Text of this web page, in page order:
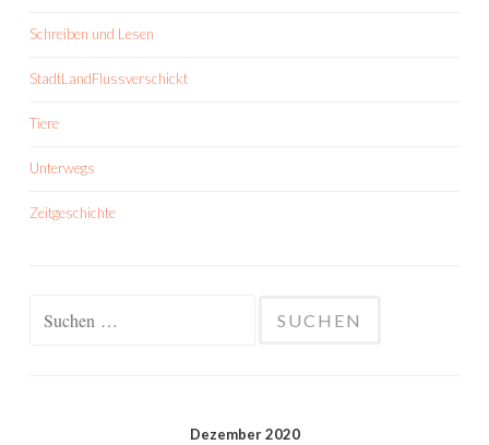
Schreiben und Lesen
StadtLandFlussverschickt
Tiere
Unterwegs
Zeitgeschichte
Dezember 2020